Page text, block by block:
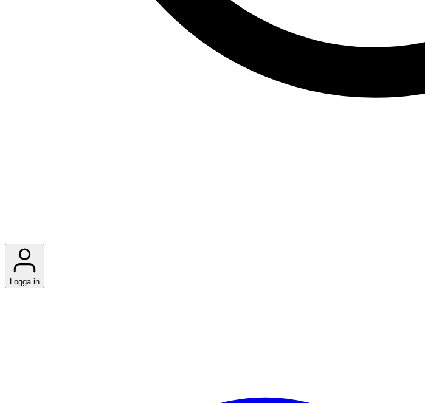
Logga in